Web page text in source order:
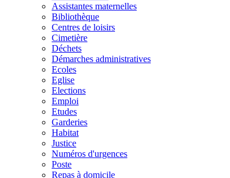
Assistantes maternelles
Bibliothèque
Centres de loisirs
Cimetière
Déchets
Démarches administratives
Ecoles
Eglise
Elections
Emploi
Etudes
Garderies
Habitat
Justice
Numéros d'urgences
Poste
Repas à domicile